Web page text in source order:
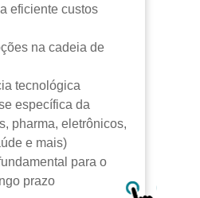
eficiente custos
na cadeia de
tecnológica
específica da
pharma, eletrônicos,
e mais)
para o
prazo